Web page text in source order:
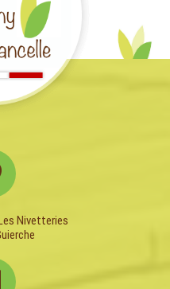
Nivetteries